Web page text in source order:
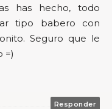
has hecho, todo
tipo babero con
Seguro que le
=)
Responder